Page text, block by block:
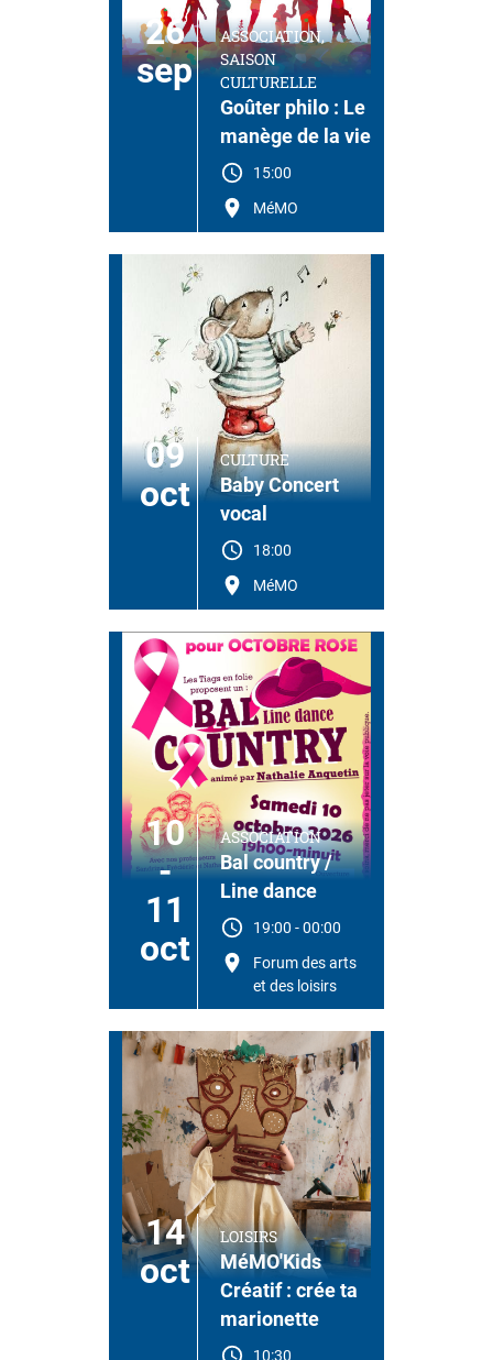
26
sep
ASSOCIATION,
SAISON
CULTURELLE
Goûter philo : Le
manège de la vie
15:00
MéMO
09
oct
CULTURE
Baby Concert
vocal
18:00
MéMO
10
-
11
oct
ASSOCIATION
Bal country /
Line dance
19:00 -00:00
Forum des arts
et des loisirs
14
oct
LOISIRS
MéMO'Kids
Créatif : crée ta
marionette
10:30